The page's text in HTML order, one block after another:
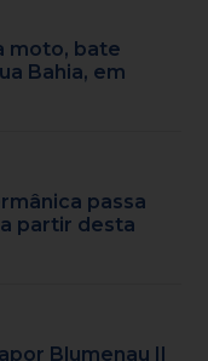
moto, bate
Bahia, em
passa
partir desta
Blumenau II